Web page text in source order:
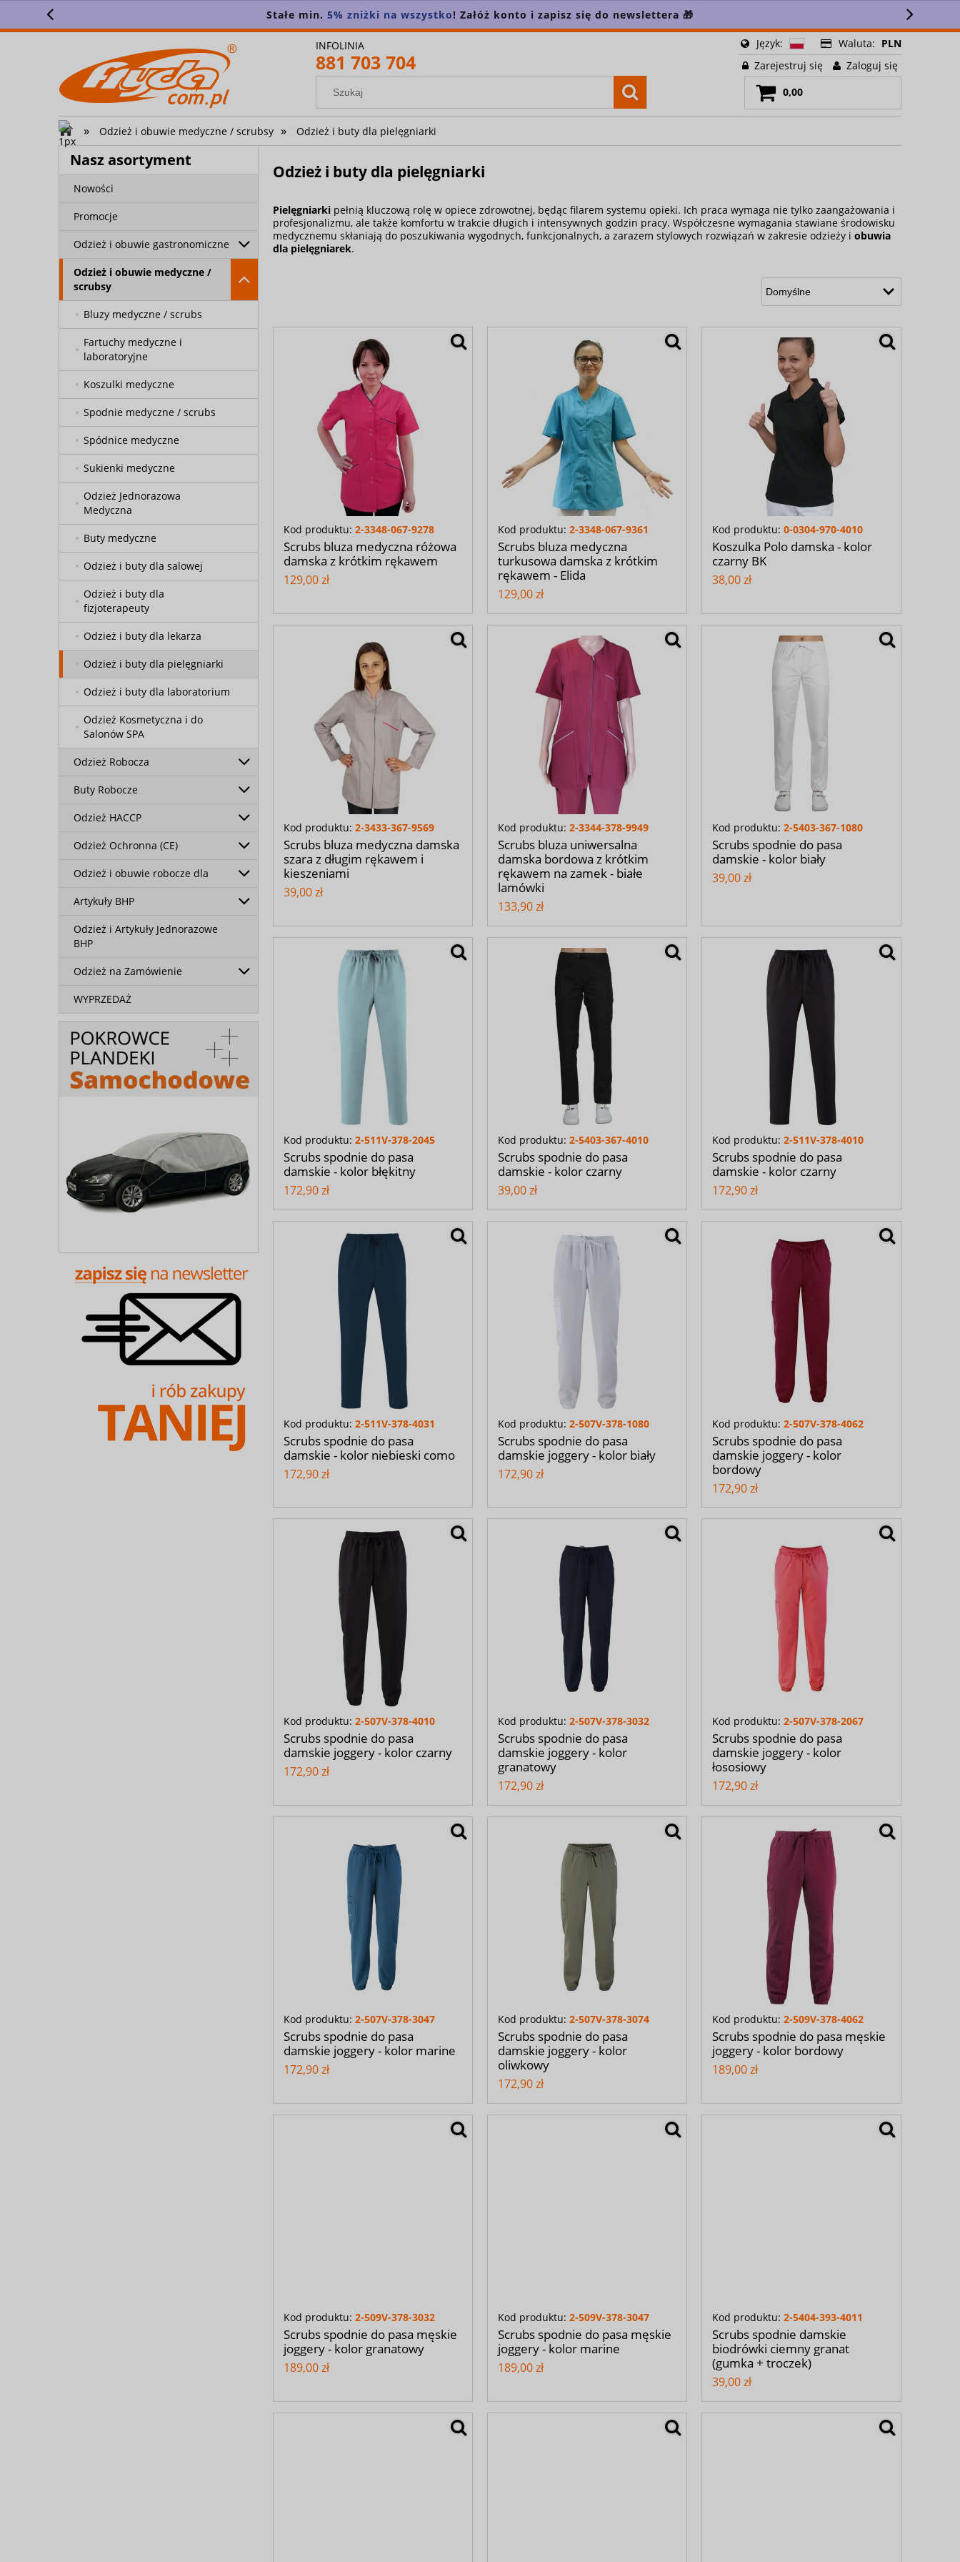
Stałe min. 5% zniżki na wszystko! Załóż konto i zapisz się do newslettera 🎁
INFOLINIA
881 703 704
Język: Waluta: PLN
Zarejestruj się
Zaloguj się
0,00
» Odzież i obuwie medyczne / scrubsy » Odzież i buty dla pielęgniarki
Nasz asortyment
Nowości
Promocje
Odzież i obuwie gastronomiczne
Odzież i obuwie medyczne /
scrubsy
Bluzy medyczne / scrubs
Fartuchy medyczne i
laboratoryjne
Koszulki medyczne
Spodnie medyczne / scrubs
Spódnice medyczne
Sukienki medyczne
Odzież Jednorazowa
Medyczna
Buty medyczne
Odzież i buty dla salowej
Odzież i buty dla
fizjoterapeuty
Odzież i buty dla lekarza
Odzież i buty dla pielęgniarki
Odzież i buty dla laboratorium
Odzież Kosmetyczna i do
Salonów SPA
Odzież Robocza
Buty Robocze
Odzież HACCP
Odzież Ochronna (CE)
Odzież i obuwie robocze dla
Artykuły BHP
Odzież i Artykuły Jednorazowe
BHP
Odzież na Zamówienie
WYPRZEDAŻ
Odzież i buty dla pielęgniarki
Pielęgniarki pełnią kluczową rolę w opiece zdrowotnej, będąc filarem systemu opieki. Ich praca wymaga nie tylko zaangażowania i
profesjonalizmu, ale także komfortu w trakcie długich i intensywnych godzin pracy. Współczesne wymagania stawiane środowisku
medycznemu skłaniają do poszukiwania wygodnych, funkcjonalnych, a zarazem stylowych rozwiązań w zakresie odzieży i obuwia
dla pielęgniarek.
Kod produktu: 2-3348-067-9278
Scrubs bluza medyczna różowa
damska z krótkim rękawem
129,00 zł
Kod produktu: 2-3348-067-9361
Scrubs bluza medyczna
turkusowa damska z krótkim
rękawem - Elida
129,00 zł
Kod produktu: 0-0304-970-4010
Koszulka Polo damska - kolor
czarny BK
38,00 zł
Kod produktu: 2-3433-367-9569
Scrubs bluza medyczna damska
szara z długim rękawem i
kieszeniami
39,00 zł
Kod produktu: 2-3344-378-9949
Scrubs bluza uniwersalna
damska bordowa z krótkim
rękawem na zamek - białe
lamówki
133,90 zł
Kod produktu: 2-5403-367-1080
Scrubs spodnie do pasa
damskie - kolor biały
39,00 zł
Kod produktu: 2-511V-378-2045
Scrubs spodnie do pasa
damskie - kolor błękitny
172,90 zł
Kod produktu: 2-5403-367-4010
Scrubs spodnie do pasa
damskie - kolor czarny
39,00 zł
Kod produktu: 2-511V-378-4010
Scrubs spodnie do pasa
damskie - kolor czarny
172,90 zł
Kod produktu: 2-511V-378-4031
Scrubs spodnie do pasa
damskie - kolor niebieski como
172,90 zł
Kod produktu: 2-507V-378-1080
Scrubs spodnie do pasa
damskie joggery - kolor biały
172,90 zł
Kod produktu: 2-507V-378-4062
Scrubs spodnie do pasa
damskie joggery - kolor
bordowy
172,90 zł
Kod produktu: 2-507V-378-4010
Scrubs spodnie do pasa
damskie joggery - kolor czarny
172,90 zł
Kod produktu: 2-507V-378-3032
Scrubs spodnie do pasa
damskie joggery - kolor
granatowy
172,90 zł
Kod produktu: 2-507V-378-2067
Scrubs spodnie do pasa
damskie joggery - kolor
łososiowy
172,90 zł
Kod produktu: 2-507V-378-3047
Scrubs spodnie do pasa
damskie joggery - kolor marine
172,90 zł
Kod produktu: 2-507V-378-3074
Scrubs spodnie do pasa
damskie joggery - kolor
oliwkowy
172,90 zł
Kod produktu: 2-509V-378-4062
Scrubs spodnie do pasa męskie
joggery - kolor bordowy
189,00 zł
Kod produktu: 2-509V-378-3032
Scrubs spodnie do pasa męskie
joggery - kolor granatowy
189,00 zł
Kod produktu: 2-509V-378-3047
Scrubs spodnie do pasa męskie
joggery - kolor marine
189,00 zł
Kod produktu: 2-5404-393-4011
Scrubs spodnie damskie
biodrówki ciemny granat
(gumka + troczek)
39,00 zł